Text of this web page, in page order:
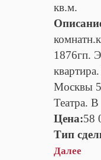
кв.м.
1876гп.
Москвы
Театра. В
Цена:58
Тип
Далее